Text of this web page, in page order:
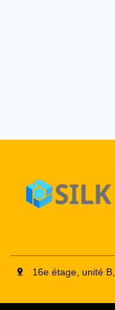
16e étage, unité